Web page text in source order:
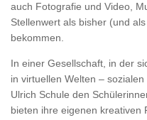
auch Fotografie und Video,
Stellenwert als bisher (und
bekommen.
In einer Gesellschaft, in der
in virtuellen Welten –
Ulrich Schule den
bieten ihre eigenen kreativen